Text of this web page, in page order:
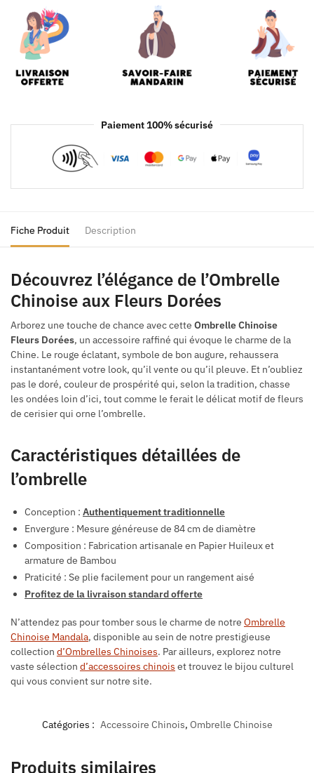
Paiement 100% sécurisé
Fiche Produit Description
Découvrez l’élégance de l’Ombrelle
Chinoise aux Fleurs Dorées
Arborez une touche de chance avec cette Ombrelle Chinoise
Fleurs Dorées, un accessoire raffiné qui évoque le charme de la
Chine. Le rouge éclatant, symbole de bon augure, rehaussera
instantanément votre look, qu’il vente ou qu’il pleuve. Et n’oubliez
pas le doré, couleur de prospérité qui, selon la tradition, chasse
les ondées loin d’ici, tout comme le ferait le délicat motif de fleurs
de cerisier qui orne l’ombrelle.
Caractéristiques détaillées de
l’ombrelle
Conception : Authentiquement traditionnelle
Envergure : Mesure généreuse de 84 cm de diamètre
Composition : Fabrication artisanale en Papier Huileux et
armature de Bambou
Praticité : Se plie facilement pour un rangement aisé
Profitez de la livraison standard offerte
N’attendez pas pour tomber sous le charme de notre Ombrelle
Chinoise Mandala, disponible au sein de notre prestigieuse
collection d’Ombrelles Chinoises. Par ailleurs, explorez notre
vaste sélection d’accessoires chinois et trouvez le bijou culturel
qui vous convient sur notre site.
Catégories : Accessoire Chinois, Ombrelle Chinoise
Produits similaires